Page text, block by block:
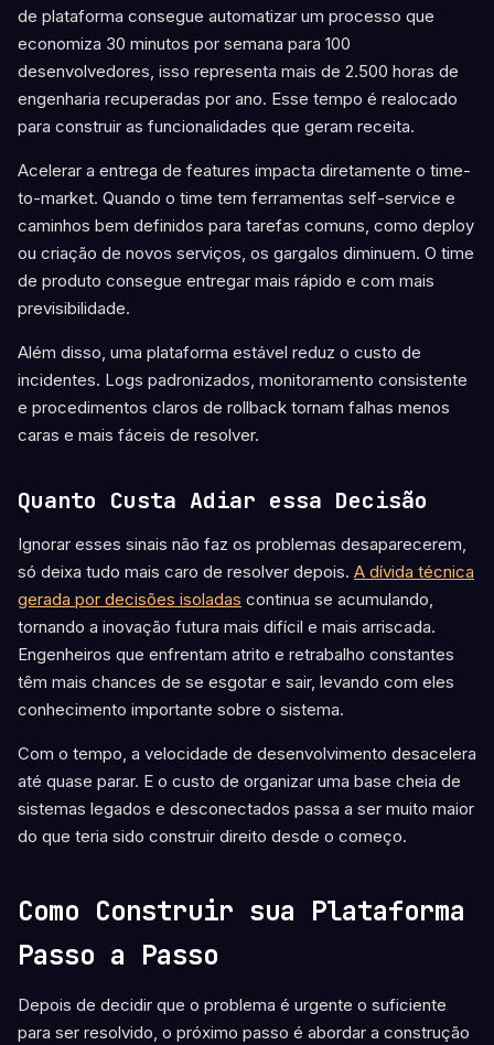
de plataforma consegue automatizar um processo que
economiza 30 minutos por semana para 100
desenvolvedores, isso representa mais de 2.500 horas de
engenharia recuperadas por ano. Esse tempo é realocado
para construir as funcionalidades que geram receita.
Acelerar a entrega de features impacta diretamente o time-
to-market. Quando o time tem ferramentas self-service e
caminhos bem definidos para tarefas comuns, como deploy
ou criação de novos serviços, os gargalos diminuem. O time
de produto consegue entregar mais rápido e com mais
previsibilidade.
Além disso, uma plataforma estável reduz o custo de
incidentes. Logs padronizados, monitoramento consistente
e procedimentos claros de rollback tornam falhas menos
caras e mais fáceis de resolver.
Quanto Custa Adiar essa Decisão
Ignorar esses sinais não faz os problemas desaparecerem,
só deixa tudo mais caro de resolver depois. A dívida técnica
gerada por decisões isoladas continua se acumulando,
tornando a inovação futura mais difícil e mais arriscada.
Engenheiros que enfrentam atrito e retrabalho constantes
têm mais chances de se esgotar e sair, levando com eles
conhecimento importante sobre o sistema.
Com o tempo, a velocidade de desenvolvimento desacelera
até quase parar. E o custo de organizar uma base cheia de
sistemas legados e desconectados passa a ser muito maior
do que teria sido construir direito desde o começo.
Como Construir sua Plataforma
Passo a Passo
Depois de decidir que o problema é urgente o suficiente
para ser resolvido, o próximo passo é abordar a construção